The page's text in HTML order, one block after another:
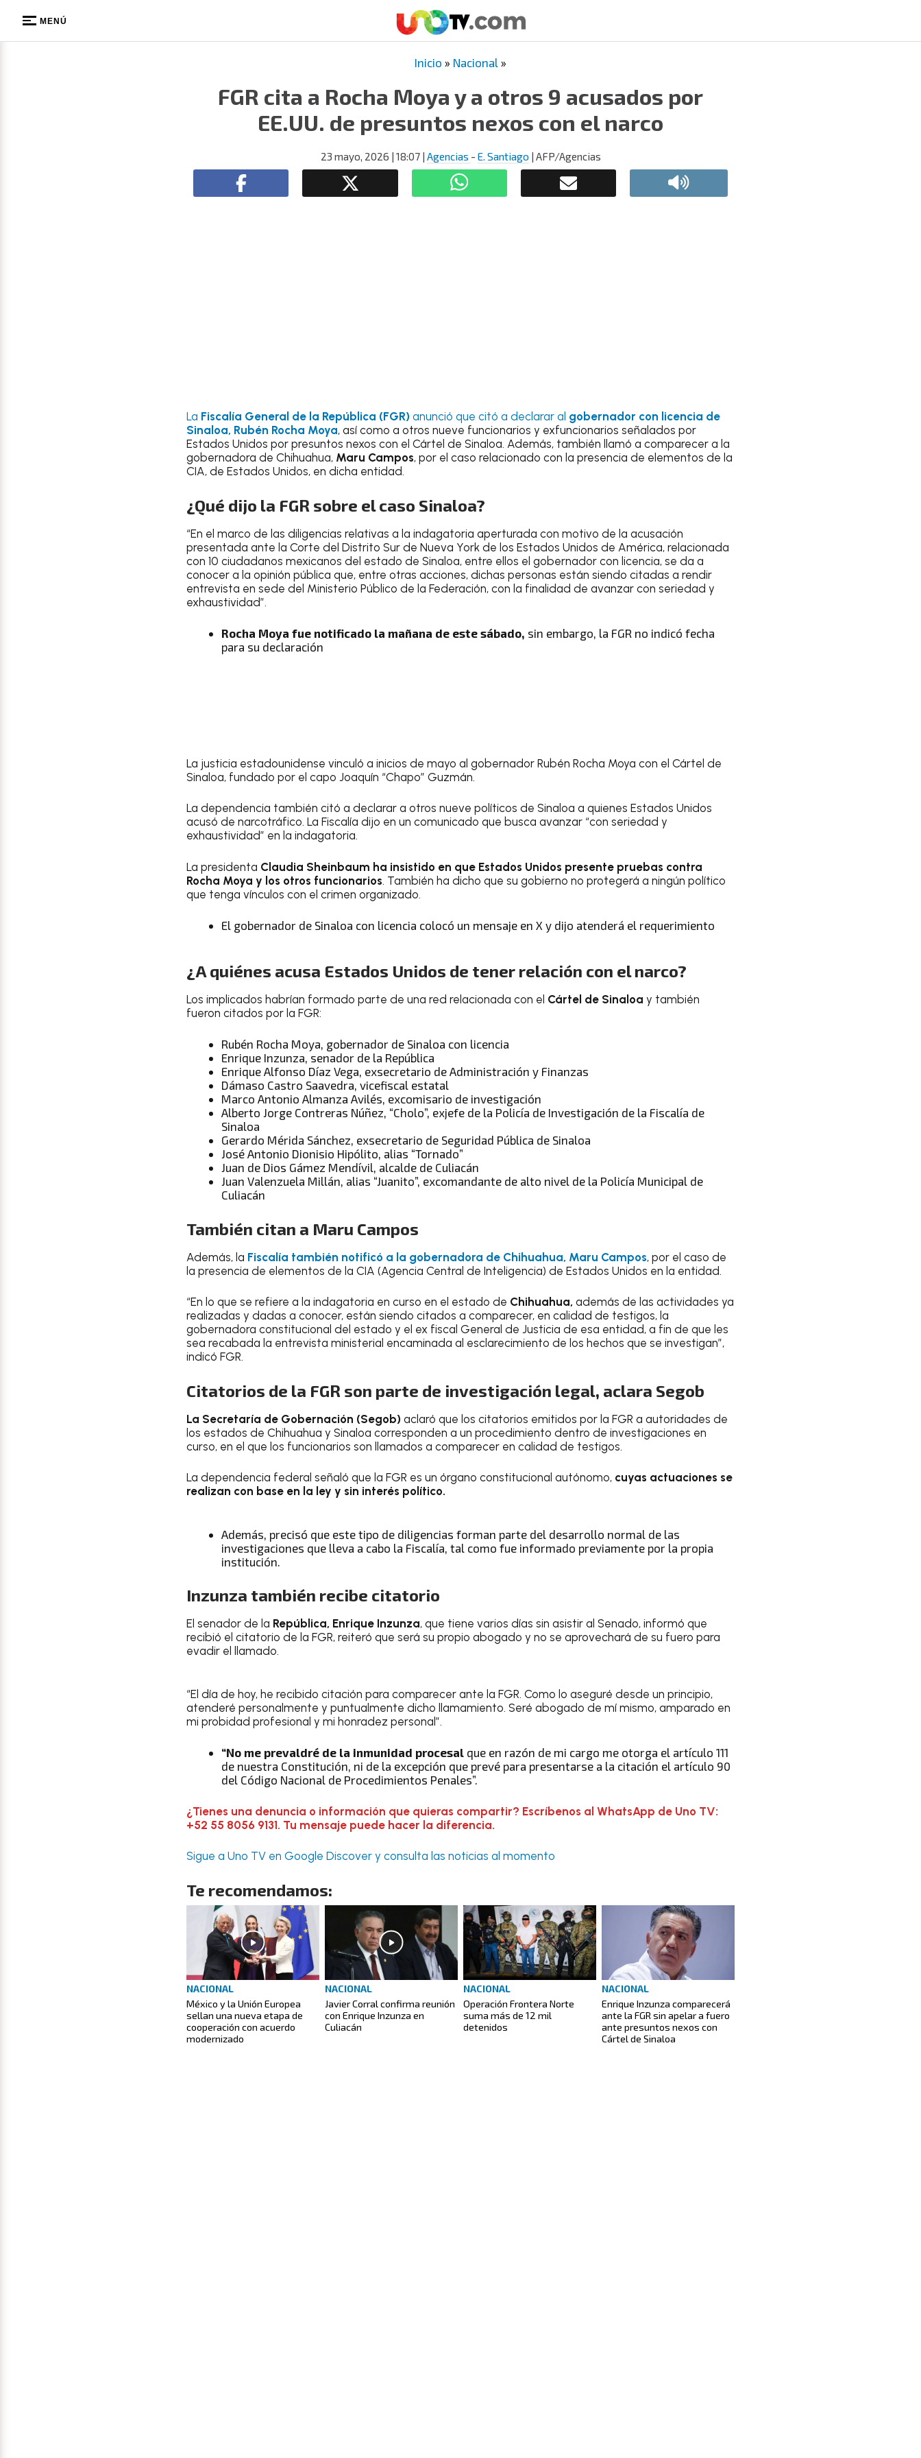
MENÚ
Inicio » Nacional »
FGR cita a Rocha Moya y a otros 9 acusados por
EE.UU. de presuntos nexos con el narco
23 mayo, 2026 | 18:07| Agencias - E. Santiago | AFP/Agencias
La Fiscalía General de la República (FGR) anunció que citó a declarar al gobernador con licencia de
Sinaloa, Rubén Rocha Moya, así como a otros nueve funcionarios y exfuncionarios señalados por
Estados Unidos por presuntos nexos con el Cártel de Sinaloa. Además, también llamó a comparecer a la
gobernadora de Chihuahua, Maru Campos, por el caso relacionado con la presencia de elementos de la
CIA, de Estados Unidos, en dicha entidad.
¿Qué dijo la FGR sobre el caso Sinaloa?
“En el marco de las diligencias relativas a la indagatoria aperturada con motivo de la acusación
presentada ante la Corte del Distrito Sur de Nueva York de los Estados Unidos de América, relacionada
con 10 ciudadanos mexicanos del estado de Sinaloa, entre ellos el gobernador con licencia, se da a
conocer a la opinión pública que, entre otras acciones, dichas personas están siendo citadas a rendir
entrevista en sede del Ministerio Público de la Federación, con la finalidad de avanzar con seriedad y
exhaustividad”.
Rocha Moya fue notificado la mañana de este sábado, sin embargo, la FGR no indicó fecha
para su declaración
La justicia estadounidense vinculó a inicios de mayo al gobernador Rubén Rocha Moya con el Cártel de
Sinaloa, fundado por el capo Joaquín “Chapo” Guzmán.
La dependencia también citó a declarar a otros nueve políticos de Sinaloa a quienes Estados Unidos
acusó de narcotráfico. La Fiscalía dijo en un comunicado que busca avanzar “con seriedad y
exhaustividad” en la indagatoria.
La presidenta Claudia Sheinbaum ha insistido en que Estados Unidos presente pruebas contra
Rocha Moya y los otros funcionarios. También ha dicho que su gobierno no protegerá a ningún político
que tenga vínculos con el crimen organizado.
El gobernador de Sinaloa con licencia colocó un mensaje en X y dijo atenderá el requerimiento
¿A quiénes acusa Estados Unidos de tener relación con el narco?
Los implicados habrían formado parte de una red relacionada con el Cártel de Sinaloa y también
fueron citados por la FGR:
Rubén Rocha Moya, gobernador de Sinaloa con licencia
Enrique Inzunza, senador de la República
Enrique Alfonso Díaz Vega, exsecretario de Administración y Finanzas
Dámaso Castro Saavedra, vicefiscal estatal
Marco Antonio Almanza Avilés, excomisario de investigación
Alberto Jorge Contreras Núñez, “Cholo”, exjefe de la Policía de Investigación de la Fiscalía de
Sinaloa
Gerardo Mérida Sánchez, exsecretario de Seguridad Pública de Sinaloa
José Antonio Dionisio Hipólito, alias “Tornado”
Juan de Dios Gámez Mendívil, alcalde de Culiacán
Juan Valenzuela Millán, alias “Juanito”, excomandante de alto nivel de la Policía Municipal de
Culiacán
También citan a Maru Campos
Además, la Fiscalía también notificó a la gobernadora de Chihuahua, Maru Campos, por el caso de
la presencia de elementos de la CIA (Agencia Central de Inteligencia) de Estados Unidos en la entidad.
“En lo que se refiere a la indagatoria en curso en el estado de Chihuahua, además de las actividades ya
realizadas y dadas a conocer, están siendo citados a comparecer, en calidad de testigos, la
gobernadora constitucional del estado y el ex fiscal General de Justicia de esa entidad, a fin de que les
sea recabada la entrevista ministerial encaminada al esclarecimiento de los hechos que se investigan”,
indicó FGR.
Citatorios de la FGR son parte de investigación legal, aclara Segob
La Secretaría de Gobernación (Segob) aclaró que los citatorios emitidos por la FGR a autoridades de
los estados de Chihuahua y Sinaloa corresponden a un procedimiento dentro de investigaciones en
curso, en el que los funcionarios son llamados a comparecer en calidad de testigos.
La dependencia federal señaló que la FGR es un órgano constitucional autónomo, cuyas actuaciones se
realizan con base en la ley y sin interés político.
Además, precisó que este tipo de diligencias forman parte del desarrollo normal de las
investigaciones que lleva a cabo la Fiscalía, tal como fue informado previamente por la propia
institución.
Inzunza también recibe citatorio
El senador de la República, Enrique Inzunza, que tiene varios días sin asistir al Senado, informó que
recibió el citatorio de la FGR, reiteró que será su propio abogado y no se aprovechará de su fuero para
evadir el llamado.
“El día de hoy, he recibido citación para comparecer ante la FGR. Como lo aseguré desde un principio,
atenderé personalmente y puntualmente dicho llamamiento. Seré abogado de mí mismo, amparado en
mi probidad profesional y mi honradez personal”.
“No me prevaldré de la inmunidad procesal que en razón de mi cargo me otorga el artículo 111
de nuestra Constitución, ni de la excepción que prevé para presentarse a la citación el artículo 90
del Código Nacional de Procedimientos Penales”.
¿Tienes una denuncia o información que quieras compartir? Escríbenos al WhatsApp de Uno TV:
+52 55 8056 9131. Tu mensaje puede hacer la diferencia.
Sigue a Uno TV en Google Discover y consulta las noticias al momento
Te recomendamos:
NACIONAL
México y la Unión Europea
sellan una nueva etapa de
cooperación con acuerdo
modernizado
NACIONAL
Javier Corral confirma reunión
con Enrique Inzunza en
Culiacán
NACIONAL
Operación Frontera Norte
suma más de 12 mil
detenidos
NACIONAL
Enrique Inzunza comparecerá
ante la FGR sin apelar a fuero
ante presuntos nexos con
Cártel de Sinaloa